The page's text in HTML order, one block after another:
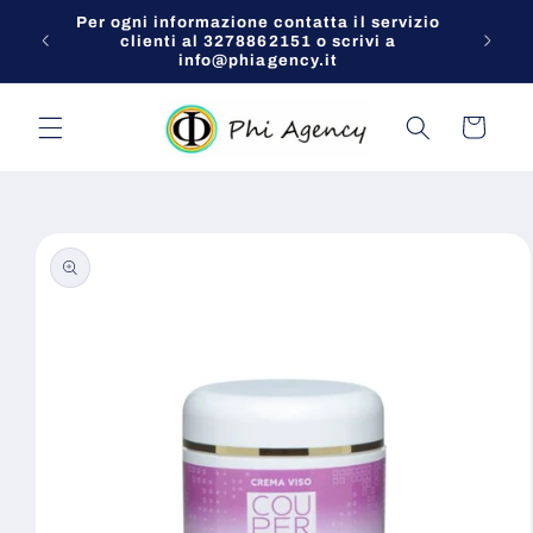
direttamente
ai contenuti
Per ogni informazione contatta il servizio
clienti al 3278862151 o scrivi a
info@phiagency.it
Carrello
informazioni
sul prodotto